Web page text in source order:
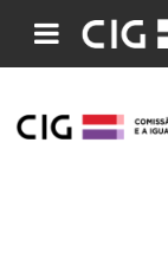
Pesquisar